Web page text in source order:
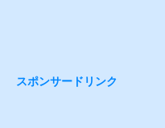
スポンサードリンク